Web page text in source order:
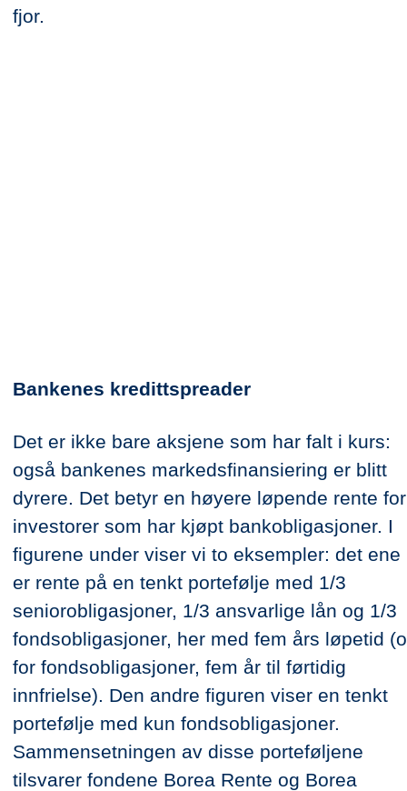
fjor.
Bankenes kredittspreader
Det er ikke bare aksjene som har falt i kurs:
også bankenes markedsfinansiering er blitt
dyrere. Det betyr en høyere løpende rente for
investorer som har kjøpt bankobligasjoner. I
figurene under viser vi to eksempler: det ene
er rente på en tenkt portefølje med 1/3
seniorobligasjoner, 1/3 ansvarlige lån og 1/3
fondsobligasjoner, her med fem års løpetid
for fondsobligasjoner, fem år til førtidig
innfrielse). Den andre figuren viser en tenkt
portefølje med kun fondsobligasjoner.
Sammensetningen av disse porteføljene
tilsvarer fondene Borea Rente og Borea